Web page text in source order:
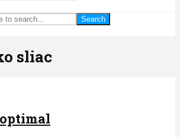
Search
sliac